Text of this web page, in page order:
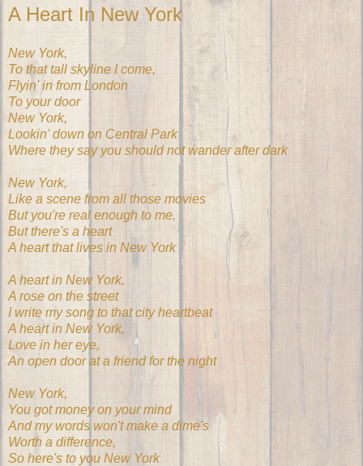
A Heart In New York
New York,
To that tall skyline I come,
Flyin' in from London
To your door
New York,
Lookin' down on Central Park
Where they say you should not wander after dark
New York,
Like a scene from all those movies
But you're real enough to me,
But there's a heart
A heart that lives in New York
A heart in New York,
A rose on the street
I write my song to that city heartbeat
A heart in New York,
Love in her eye,
An open door at a friend for the night
New York,
You got money on your mind
And my words won't make a dime's
Worth a difference,
So here's to you New York